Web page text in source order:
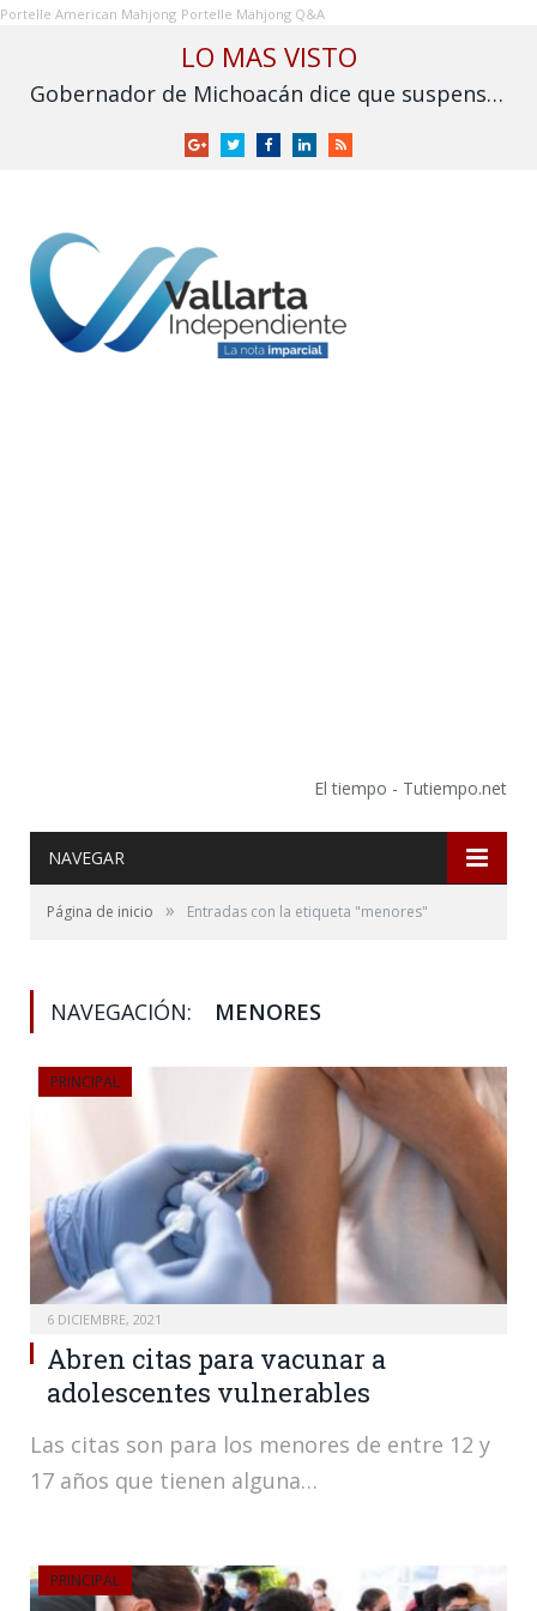
Portelle American Mahjong Portelle Mahjong Q&A
LO MAS VISTO
Gobernador de Michoacán dice que suspensión de exportación de aguacate es por operativos recientes de seguridad
GoogleTwitterFacebookLinkedInRSS
El tiempo - Tutiempo.net
NAVEGAR
Página de inicio » Entradas con la etiqueta "menores"
NAVEGACIÓN: MENORES
PRINCIPAL
6 DICIEMBRE, 2021
Abren citas para vacunar a
adolescentes vulnerables
Las citas son para los menores de entre 12 y
17 años que tienen alguna…
PRINCIPAL